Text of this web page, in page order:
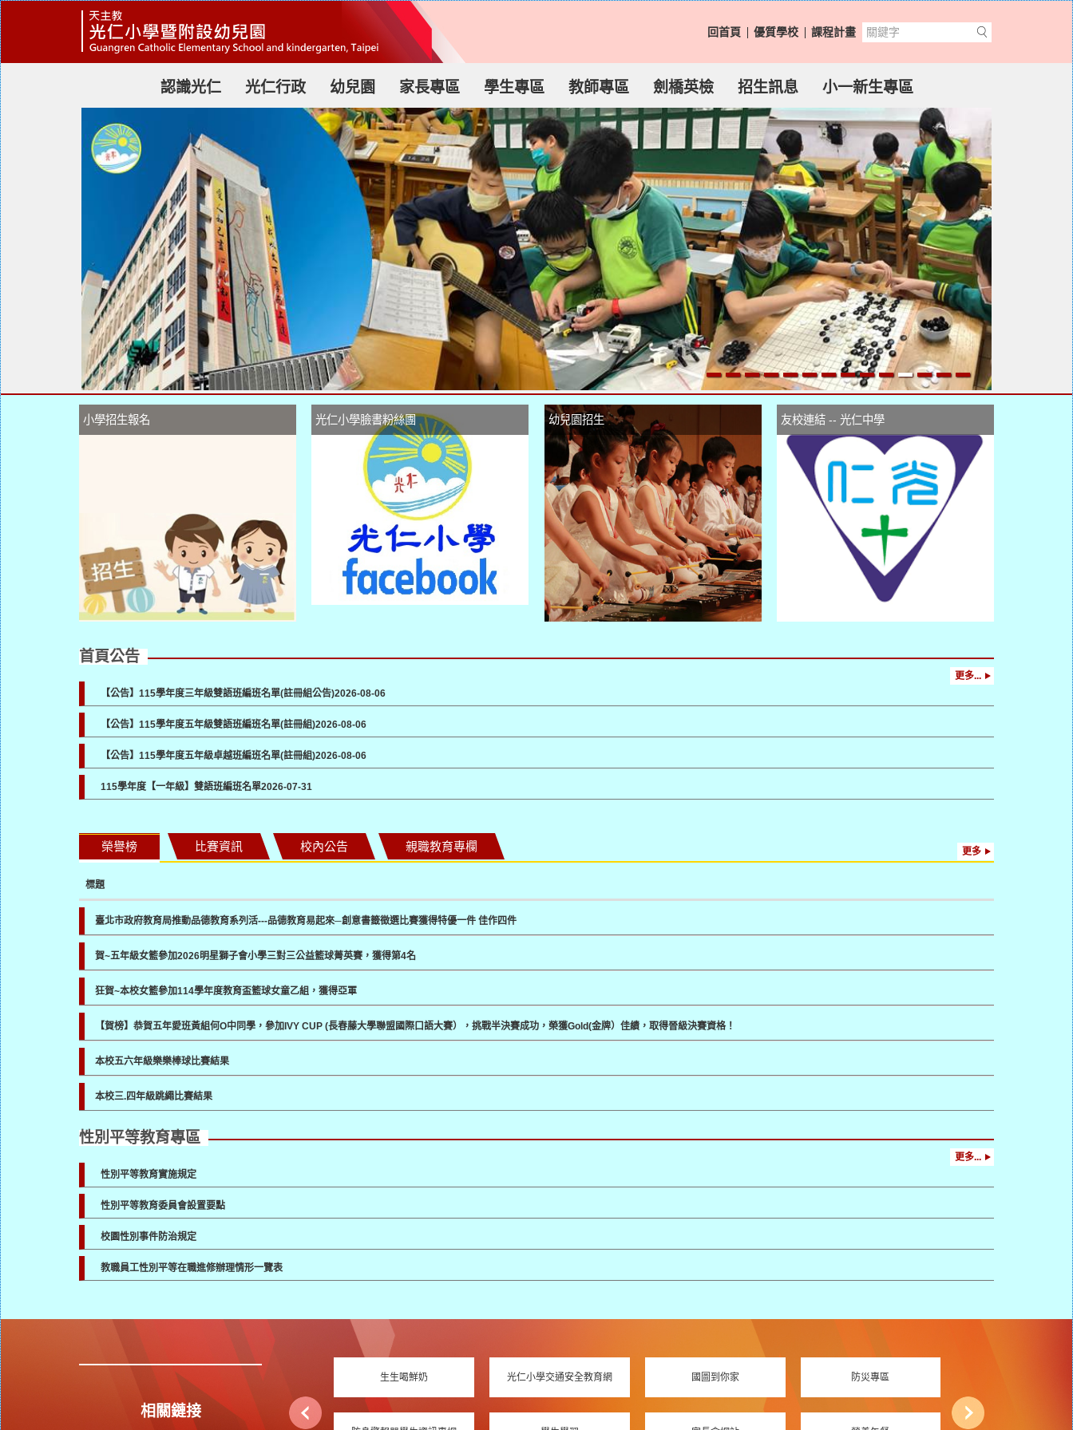
回首頁 優質學校 課程計畫
認識光仁 光仁行政 幼兒園 家長專區 學生專區 教師專區 劍橋英檢 招生訊息 小一新生專區
小學招生報名 光仁小學臉書粉絲團 幼兒園招生 友校連結 -- 光仁中學
首頁公告
【公告】115學年度三年級雙語班編班名單(註冊組公告)2026-08-06
【公告】115學年度五年級雙語班編班名單(註冊組)2026-08-06
【公告】115學年度五年級卓越班編班名單(註冊組)2026-08-06
115學年度【一年級】雙語班編班名單2026-07-31
更多...
榮譽榜 比賽資訊 校內公告 親職教育專欄
標題
臺北市政府教育局推動品德教育系列活---品德教育易起來─創意書籤徵選比賽獲得特優一件 佳作四件
賀~五年級女籃參加2026明星獅子會小學三對三公益籃球菁英賽，獲得第4名
狂賀~本校女籃參加114學年度教育盃籃球女童乙組，獲得亞軍
【賀榜】恭賀五年愛班黃組何O中同學，參加IVY CUP (長春藤大學聯盟國際口語大賽），挑戰半決賽成功，榮獲Gold(金牌）佳績，取得晉級決賽資格！
本校五六年級樂樂棒球比賽結果
本校三.四年級跳繩比賽結果
更多
性別平等教育專區
性別平等教育實施規定
性別平等教育委員會設置要點
校園性別事件防治規定
教職員工性別平等在職進修辦理情形一覽表
更多...
相關鏈接
生生喝鮮奶 光仁小學交通安全教育網 國圖到你家 防災專區